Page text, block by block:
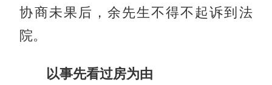
协商未果后，余先生不得不起诉到法
院。
以事先看过房为由